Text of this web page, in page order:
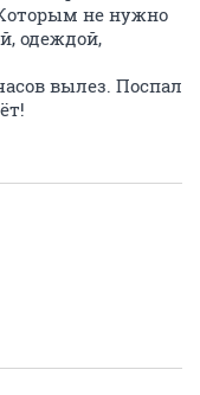
не нужно
одеждой,
вылез. Поспал